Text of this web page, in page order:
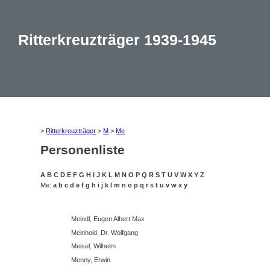
Ritterkreuzträger 1939-1945
>Ritterkreuzträger >M >Me
Personenliste
A B C D E F G H I J K L M N O P Q R S T U V W X Y Z
Me:a b c d e f g h i j k l m n o p q r s t u v w x y
Meindl, Eugen Albert Max
Meinhold, Dr. Wolfgang
Meisel, Wilhelm
Menny, Erwin